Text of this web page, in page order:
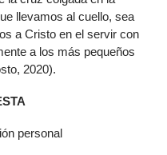
llevamos al cuello, sea
a Cristo en el servir con
a los más pequeños
2020).
personal